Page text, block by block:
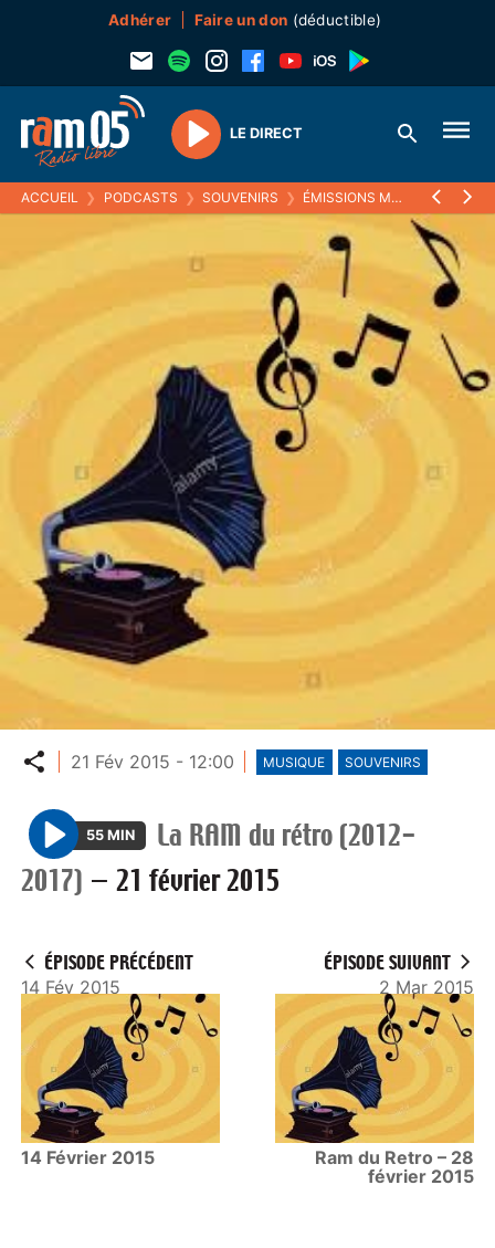
Adhérer Faire un don (déductible)
Play
LE DIRECT
ACCUEIL ❯ PODCASTS ❯ SOUVENIRS ❯ ÉMISSIONS MUSICALES (SOUVENIRS)
Partager
21 Fév 2015 - 12:00 MUSIQUE SOUVENIRS
P
l
55 MIN
La RAM du rétro (2012-
2017) —21 février 2015
ÉPISODE PRÉCÉDENT
14 Fév 2015
14 Février 2015
ÉPISODE SUIVANT
2 Mar 2015
Ram du Retro – 28
février 2015